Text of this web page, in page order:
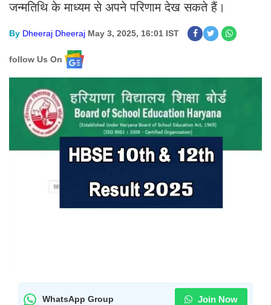
जन्मतिथि के माध्यम से अपने परिणाम देख सकते हैं।
By Dheeraj Dheeraj May 3, 2025, 16:01 IST
follow Us On
WhatsApp Group Join Now